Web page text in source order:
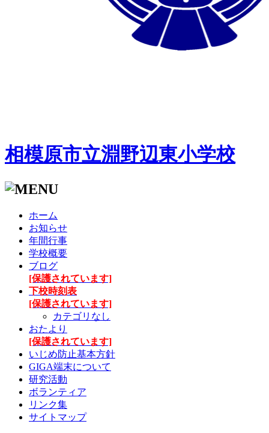
相模原市立淵野辺東小学校
ホーム
お知らせ
年間行事
学校概要
ブログ
[保護されています]
下校時刻表
[保護されています]
カテゴリなし
おたより
[保護されています]
いじめ防止基本方針
GIGA端末について
研究活動
ボランティア
リンク集
サイトマップ